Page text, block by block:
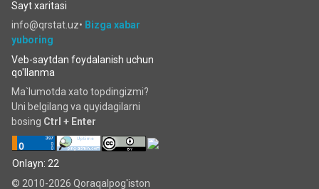
Sayt xaritasi
info@qrstat.uz• Bizga xabar
yuboring
Veb-saytdan foydalanish uchun
qo'llanma
Ma`lumotda xato topdingizmi?
Uni belgilang va quyidagilarni
bosing Ctrl + Enter
Onlayn: 22
© 2010-2026 Qoraqalpog'iston